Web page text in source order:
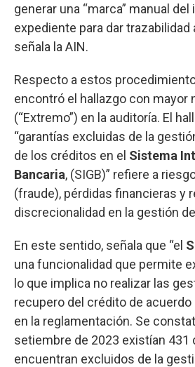
generar una “marca” manual
expediente para dar trazabilidad
señala la AIN.
Respecto a estos
encontró el hallazgo con mayor
(“Extremo”) en la auditoría. El
“garantías excluidas de la
de los créditos en el Sistema
Bancaria, (SIGB)” refiere a
(fraude), pérdidas financieras y
discrecionalidad en la gestión
En este sentido, señala que “el
una funcionalidad que permite
lo que implica no realizar las
recupero del crédito de
en la reglamentación. Se
setiembre de 2023 existían 431
encuentran excluidos de la